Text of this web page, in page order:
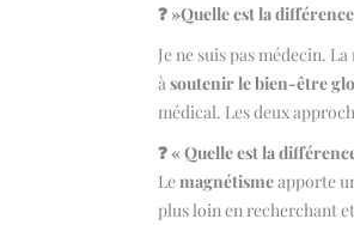
❓ »Quelle est la
Je ne suis pas médecin.
à soutenir le bien-être
médical. Les deux
❓ « Quelle est la
Le magnétismeapporte
plus loin en recherchant